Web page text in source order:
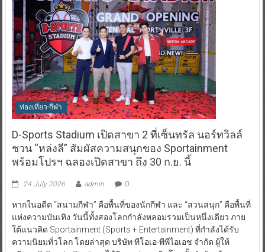
ท่องเที่ยว-กีฬา
D-Sports Stadium เปิดสาขา 2 ที่เซ็นทรัล นอร์ทวิลล์
ชวน “หล่งลี” สัมผัสความสนุกของ Sportainment
พร้อมโปรฯ ฉลองเปิดสาขา ถึง 30 ก.ย. นี้
24 July 2026 admin 0
หากในอดีต “สนามกีฬา” คือพื้นที่ของนักกีฬา และ “สวนสนุก” คือพื้นที่
แห่งความบันเทิง วันนี้ทั้งสองโลกกำลังหลอมรวมเป็นหนึ่งเดียว ภาย
ใต้แนวคิด Sportainment (Sports + Entertainment) ที่กำลังได้รับ
ความนิยมทั่วโลก โดยล่าสุด บริษัท ทีโอเอ-พีพีไอเอช จำกัด ผู้ให้